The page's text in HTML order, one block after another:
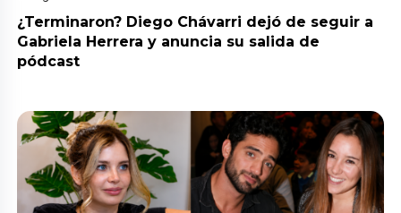
¿Terminaron? Diego Chávarri dejó de seguir a
Gabriela Herrera y anuncia su salida de
pódcast